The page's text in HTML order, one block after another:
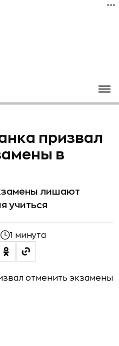
призвал
в
лишают
учиться
1 минута